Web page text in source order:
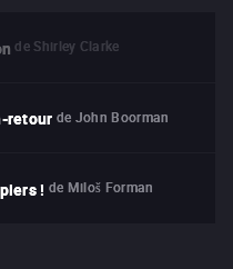
de Shirley Clarke
retour de John Boorman
! de Miloš Forman